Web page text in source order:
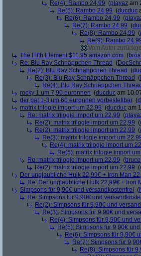
Re(4): Rambo 24,99 (playaz am
Re(5): Rambo 24,99 (ducduc
Re(6): Rambo 24,99 (
Re(7): Rambo 24,99 (
Re(8): Rambo 24,99 (
Re(9): Rambo
Vom Autor
The Fifth Element $11.95 amazon.com (brösl
Re: Blu Ray Schnäppchen Thread (
Re(2): Blu Ray Schnäppchen Thread (
Re(3): Blu Ray Schnäppchen Thread (
Re(4): Blu Ray Schnäppchen Thread
rocky 1 um 7,90 euronnen (ducduc am
der pat 1-3 um 60 euronnen vorbestellbar (
matrix trilogie import um 22,99 (ducduc am
Re: matrix trilogie import um 22,99 (
Re(2): matrix trilogie import um 22,99 (
Re(2): matrix trilogie import um 22,99 (
Re(3): matrix trilogie import um
Re(4): matrix trilogie import um
Re(5): matrix trilogie import
Re: matrix trilogie import um 22,99 (
Re(2): matrix trilogie import um 22,99 (
Der unglaubliche Hulk 22,99€ + Iron Man
Re: Der unglaubliche Hulk 22,99€ + Iron
Simpsons für 9,90€ und versandkostenfrei (
Re: Simpsons für 9,90€ und
Re(2): Simpsons für 9,90€ und
Re(3): Simpsons für 9,90€ und
Re(4): Simpsons für 9,90€ und
Re(5): Simpsons für 9,90€
Re(6): Simpsons für 9,90€
Re(7): Simpsons für
Re(8): Simpsons für